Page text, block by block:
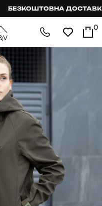
БЕЗКОШТОВНА ДОСТАВКА
0